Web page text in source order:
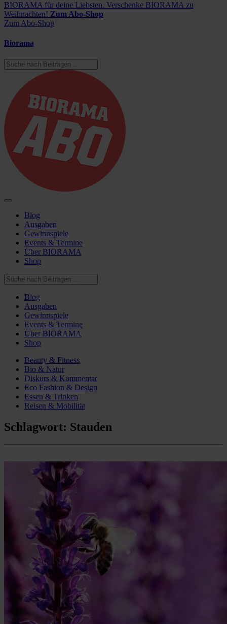
BIORAMA für deine Liebsten. Verschenke BIORAMA zu
Weihnachten! Zum Abo-Shop
Zum Abo-Shop
Biorama
Blog
Ausgaben
Gewinnspiele
Events & Termine
Über BIORAMA
Shop
Blog
Ausgaben
Gewinnspiele
Events & Termine
Über BIORAMA
Shop
Beauty & Fitness
Bio & Natur
Diskurs & Kommentar
Eco Fashion & Design
Essen & Trinken
Reisen & Mobilität
Schlagwort: Stauden